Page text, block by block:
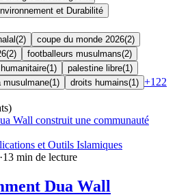
et Durabilité
(2) coupe du monde 2026(2)
(2) footballeurs musulmans(2)
(1 ) palestine libre(1 )
musulmane(1 ) droits humains(1 ) +122
)
et Outils Islamiques
·13 min de lecture
Dua Wall